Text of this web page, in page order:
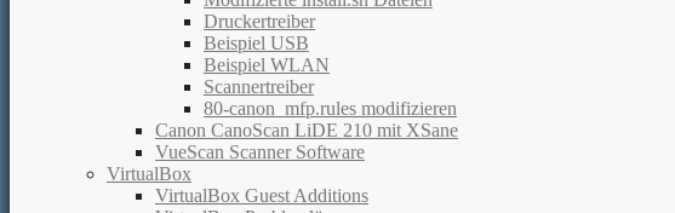
Druckertreiber
Beispiel USB
Beispiel WLAN
Scannertreiber
80-canon_mfp.rules modifizieren
Canon CanoScan LiDE 210 mit XSane
VueScan Scanner Software
VirtualBox
VirtualBox Guest Additions